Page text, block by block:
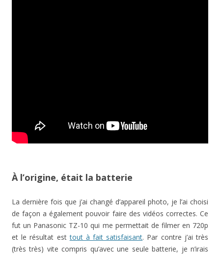
À l’origine, était la batterie
La dernière fois que j’ai changé d’appareil photo, je l’ai choisi
de façon a également pouvoir faire des vidéos correctes. Ce
fut un Panasonic TZ-10 qui me permettait de filmer en 720p
et le résultat esttout à fait satisfaisant. Par contre j’ai très
(très très) vite compris qu’avec une seule batterie, je n’irais